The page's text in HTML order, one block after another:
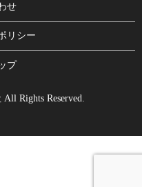
せ
リシー
プ
Rights Reserved.